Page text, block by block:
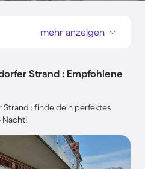
mehr anzeigen
Strand : Empfohlene
: finde dein perfektes
Nacht!